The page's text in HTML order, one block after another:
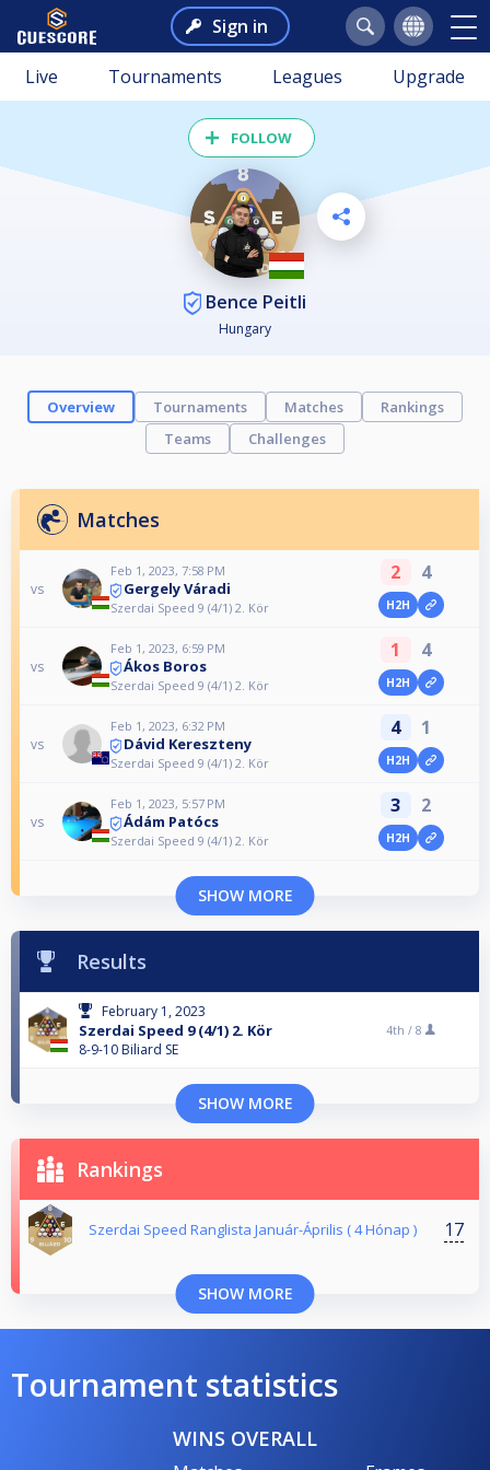
Sign in
Live Tournaments Leagues Upgrade
FOLLOW
Bence Peitli
Hungary
Overview Tournaments Matches
Rankings
Teams
Challenges
Matches
vs
Feb 1, 2023, 7:58 PM
Gergely Váradi
Szerdai Speed 9 (4/1) 2. Kör
2 4
H2H
vs
Feb 1, 2023, 6:59 PM
Ákos Boros
Szerdai Speed 9 (4/1) 2. Kör
1 4
H2H
vs
Feb 1, 2023, 6:32 PM
Dávid Kereszteny
Szerdai Speed 9 (4/1) 2. Kör
4 1
H2H
vs
Feb 1, 2023, 5:57 PM
Ádám Patócs
Szerdai Speed 9 (4/1) 2. Kör
3 2
H2H
SHOW MORE
Results
February 1, 2023
Szerdai Speed 9 (4/1) 2. Kör
8-9-10 Biliard SE
4th / 8
SHOW MORE
Rankings
Szerdai Speed Ranglista Január-Április ( 4 Hónap ) 17
SHOW MORE
Tournament statistics
WINS OVERALL